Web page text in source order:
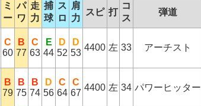
ミ
ー
パ
ワ
走
力
捕
球
ス
ロ
肩
力
スピ 打
コ
ス
弾道
C
60
B
77
C
63
E
44
D
52
D
53
4400 左 33 アーチスト
B
79
B
75
B
74
D
56
C
64
C
67
4400 左 34 パワーヒッター